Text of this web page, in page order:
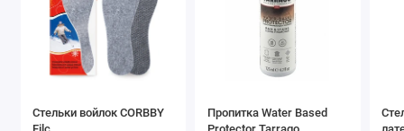
Стельки войлок CORBBY
Пропитка Water Based